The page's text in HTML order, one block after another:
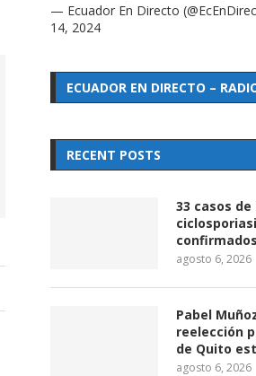
— Ecuador En Directo
14, 2024
ECUADOR EN DIRECTO –
RECENT POSTS
33 casos
agosto 6, 2026
Pabel
reelección
de Quito
agosto 6, 2026